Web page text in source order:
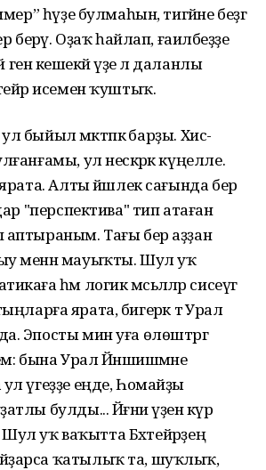
һүҙе булмаһын, тигәйне беҙгә
берәү. Оҙаҡ һайлап, ғаиләбеҙҙе
генә кешекәй үҙе лә даланлы
исемен ҡуштыҡ.
ул быйыл мәктәпкә барҙы. Хис-
ул нескәрәк күңелле.
ярата. Алты йәшлек сағында бер
"перспектива" тип атаған
аптыраным. Тағы бер аҙҙан
менән мауыҡты. Шул уҡ
һәм логик мәсьәләләр сисеүгә
тыңларға ярата, бигерәк тә Урал
Эпосты мин уға өлөштәргә
бына Урал Йәншишмәне
үгеҙҙе еңде, Һомайҙы
булды... Йәғни үҙенә күрә
Шул уҡ ваҡытта Бәхтейәрҙең
ҡатылыҡ та, шуҡлыҡ,